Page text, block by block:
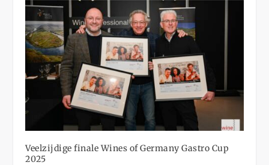
Veelzijdige finale Wines of Germany Gastro Cup
2025